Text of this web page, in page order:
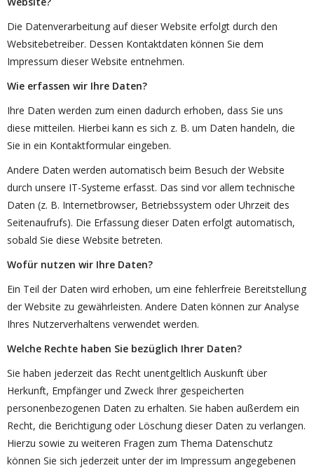
Die Datenverarbeitung auf dieser Website erfolgt durch den
Websitebetreiber. Dessen Kontaktdaten können Sie dem
Impressum dieser Website entnehmen.
Wie erfassen wir Ihre Daten?
Ihre Daten werden zum einen dadurch erhoben, dass Sie uns
diese mitteilen. Hierbei kann es sich z. B. um Daten handeln, die
Sie in ein Kontaktformular eingeben.
Andere Daten werden automatisch beim Besuch der Website
durch unsere IT-Systeme erfasst. Das sind vor allem technische
Daten (z. B. Internetbrowser, Betriebssystem oder Uhrzeit des
Seitenaufrufs). Die Erfassung dieser Daten erfolgt automatisch,
sobald Sie diese Website betreten.
Wofür nutzen wir Ihre Daten?
Ein Teil der Daten wird erhoben, um eine fehlerfreie Bereitstellung
der Website zu gewährleisten. Andere Daten können zur Analyse
Ihres Nutzerverhaltens verwendet werden.
Welche Rechte haben Sie bezüglich Ihrer Daten?
Sie haben jederzeit das Recht unentgeltlich Auskunft über
Herkunft, Empfänger und Zweck Ihrer gespeicherten
personenbezogenen Daten zu erhalten. Sie haben außerdem ein
Recht, die Berichtigung oder Löschung dieser Daten zu verlangen.
Hierzu sowie zu weiteren Fragen zum Thema Datenschutz
können Sie sich jederzeit unter der im Impressum angegebenen